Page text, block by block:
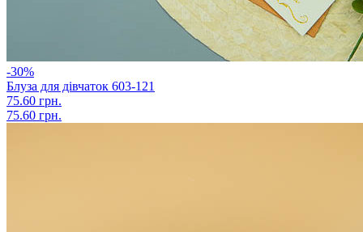
-30%
Блуза для дівчаток 603-121
75.60 грн.
75.60 грн.